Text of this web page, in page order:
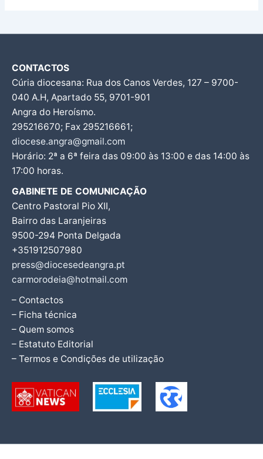
CONTACTOS
Cúria diocesana: Rua dos Canos Verdes, 127 – 9700-
040 A.H, Apartado 55, 9701-901
Angra do Heroísmo.
295216670; Fax 295216661;
diocese.angra@gmail.com
Horário: 2ª a 6ª feira das 09:00 às 13:00 e das 14:00 às
17:00 horas.
GABINETE DE COMUNICAÇÃO
Centro Pastoral Pio XII,
Bairro das Laranjeiras
9500-294 Ponta Delgada
+351912507980
press@diocesedeangra.pt
carmorodeia@hotmail.com
– Contactos
– Ficha técnica
– Quem somos
– Estatuto Editorial
– Termos e Condições de utilização